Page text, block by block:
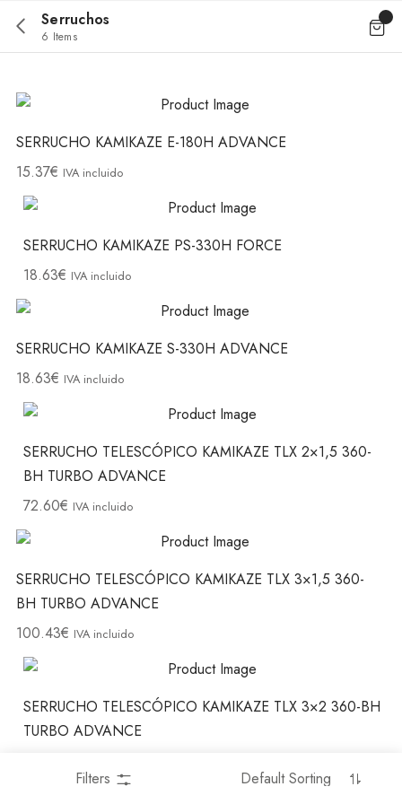
Serruchos
6 Items
Filters
SERRUCHO KAMIKAZE E-180H ADVANCE
15.37€ IVA incluido
SERRUCHO KAMIKAZE PS-330H FORCE
18.63€ IVA incluido
SERRUCHO KAMIKAZE S-330H ADVANCE
18.63€ IVA incluido
SERRUCHO TELESCÓPICO KAMIKAZE TLX 2×1,5 360-
BH TURBO ADVANCE
72.60€ IVA incluido
SERRUCHO TELESCÓPICO KAMIKAZE TLX 3×1,5 360-
BH TURBO ADVANCE
100.43€ IVA incluido
SERRUCHO TELESCÓPICO KAMIKAZE TLX 3×2 360-BH
TURBO ADVANCE